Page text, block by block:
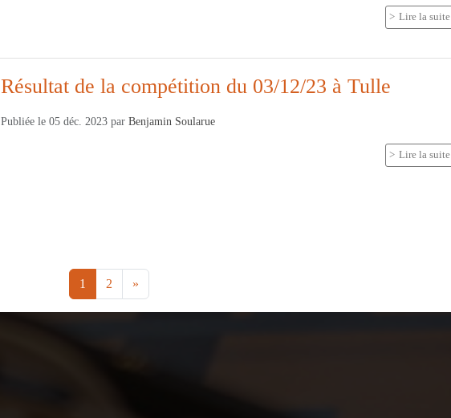
Lire la suite
Résultat de la compétition du 03/12/23 à Tulle
Publiée le05 déc. 2023 parBenjamin Soularue
Lire la suite
1 2 »